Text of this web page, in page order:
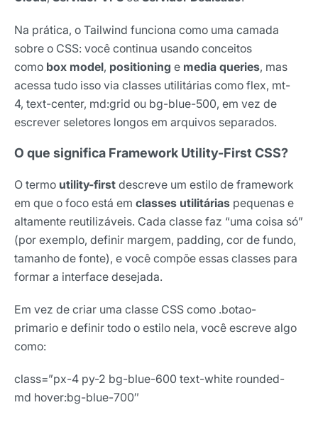
Na prática, o Tailwind funciona como uma camada
sobre o CSS: você continua usando conceitos
como box model, positioning e media queries, mas
acessa tudo isso via classes utilitárias como flex, mt-
4, text-center, md:grid ou bg-blue-500, em vez de
escrever seletores longos em arquivos separados.
O que significa Framework Utility-First CSS?
O termo utility-first descreve um estilo de framework
em que o foco está em classes utilitárias pequenas e
altamente reutilizáveis. Cada classe faz “uma coisa só”
(por exemplo, definir margem, padding, cor de fundo,
tamanho de fonte), e você compõe essas classes para
formar a interface desejada.
Em vez de criar uma classe CSS como .botao-
primario e definir todo o estilo nela, você escreve algo
como:
class=”px-4 py-2 bg-blue-600 text-white rounded-
md hover:bg-blue-700″